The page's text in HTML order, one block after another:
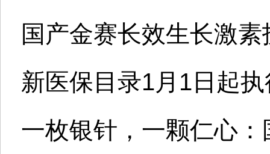
国产金赛长效生长激
新医保目录1月1日起
一枚银针，一颗仁心